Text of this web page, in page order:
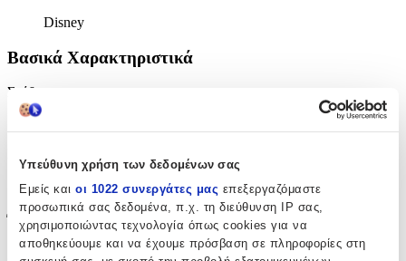
Υπεύθυνη χρήση των δεδομένων σας
Εμείς και οι 1022 συνεργάτες μας επεξεργαζόμαστε
προσωπικά σας δεδομένα, π.χ. τη διεύθυνση IP σας,
χρησιμοποιώντας τεχνολογία όπως cookies για να
αποθηκεύουμε και να έχουμε πρόσβαση σε πληροφορίες στη
Disney
Βασικά Χαρακτηριστικά
Σχέδιο
Τοίχου
Έξτρα Χαρακτηριστικά